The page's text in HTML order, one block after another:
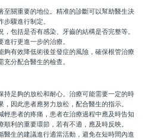
關重要的地位。精准的診斷可以幫助醫生決
步驟進行制定。
包括是否有感染、牙齒的結構是否完整等。
行更進一步的治療。
有效降低術後並發症的風險，確保根管治療
分配合醫生的檢查。
足夠的放松和耐心。治療可能需要一定的時
因此患者應努力放松，配合醫生的指示。
患者的疼痛，患者在治療過程中應及時告知
利的重要環節，若有不適，應及時反映。
生的建議進行適當活動，避免在短時間內進